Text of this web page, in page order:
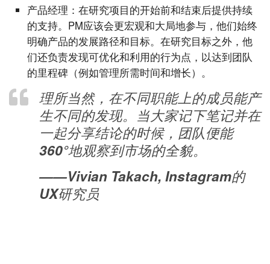
产品经理：在研究项目的开始前和结束后提供持续
的支持。PM应该会更宏观和大局地参与，他们始终
明确产品的发展路径和目标。在研究目标之外，他
们还负责发现可优化和利用的行为点，以达到团队
的里程碑（例如管理所需时间和增长）。
理所当然，在不同职能上的成员能产
生不同的发现。当大家记下笔记并在
一起分享结论的时候，团队便能
360°地观察到市场的全貌。
——Vivian Takach, Instagram的
UX研究员